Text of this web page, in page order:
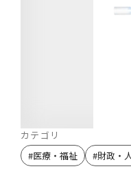
カテゴリ
#医療・福祉 #財政・